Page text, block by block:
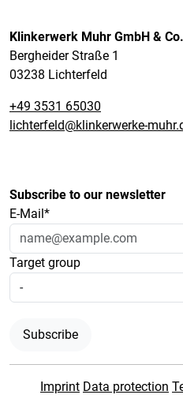
Klinkerwerk Muhr GmbH &
Bergheider Straße 1
03238 Lichterfeld
+49 3531 65030
lichterfeld@klinkerwerke-
Subscribe to our newsletter
E-Mail*
Target group
Subscribe
Imprint Data protection